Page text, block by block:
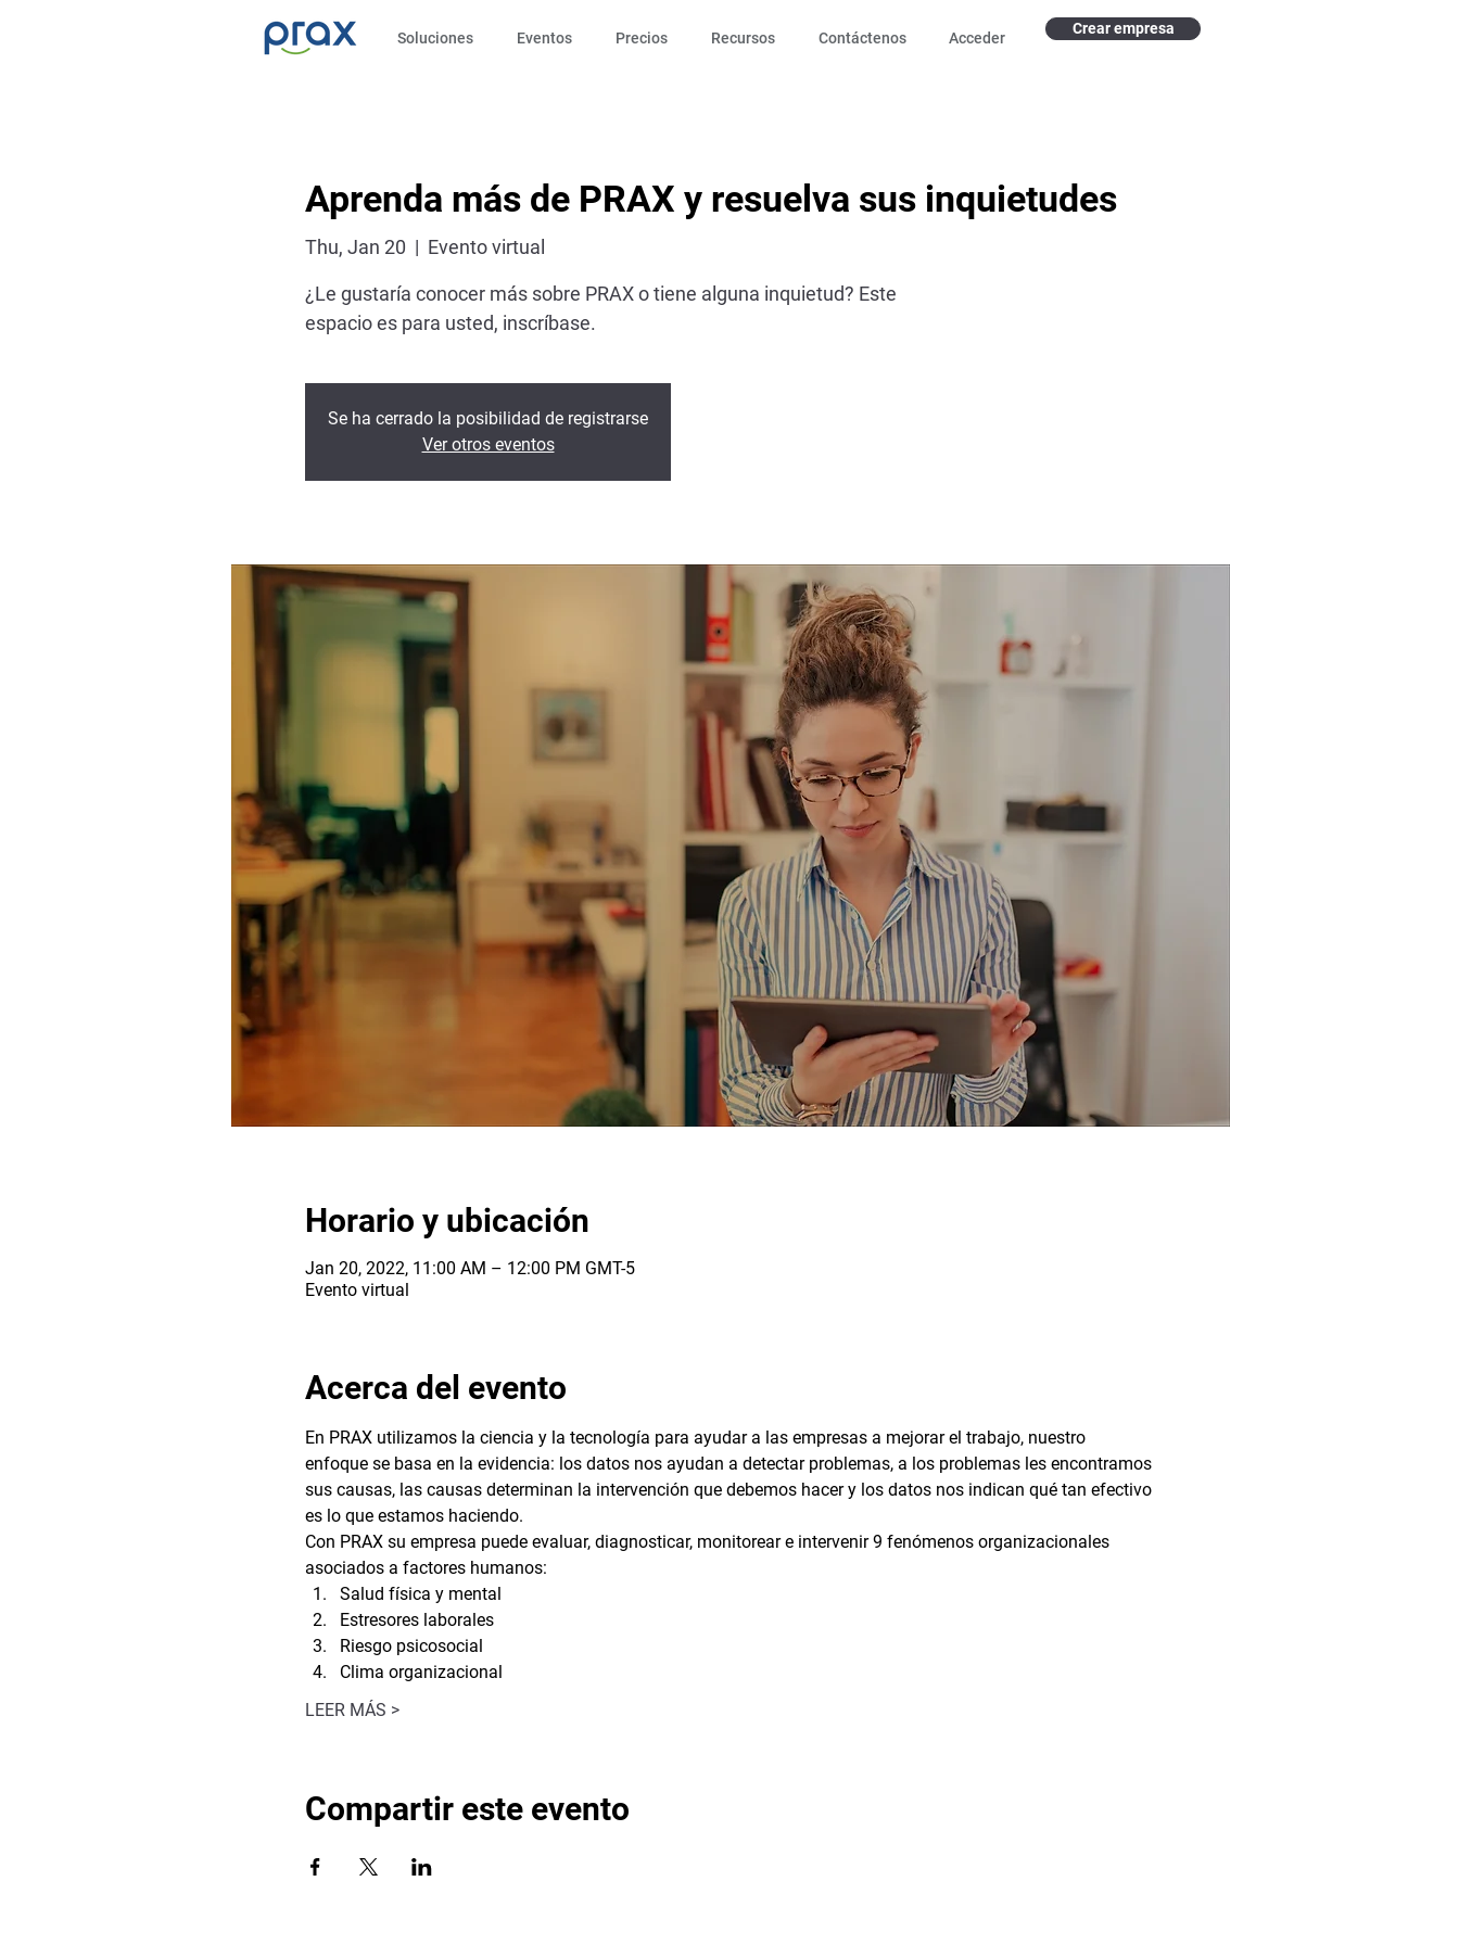
Soluciones Eventos Precios Recursos Contáctenos Acceder
Crear empresa
Aprenda más de PRAX y resuelva sus inquietudes
Thu, Jan 20
  |
Evento virtual
¿Le gustaría conocer más sobre PRAX o tiene alguna inquietud? Este
espacio es para usted, inscríbase.
Se ha cerrado la posibilidad de registrarse
Ver otros eventos
Horario y ubicación
Jan 20, 2022, 11:00 AM – 12:00 PM GMT-5
Evento virtual
Acerca del evento
En PRAX utilizamos la ciencia y la tecnología para ayudar a las empresas a mejorar el trabajo, nuestro
enfoque se basa en la evidencia: los datos nos ayudan a detectar problemas, a los problemas les encontramos
sus causas, las causas determinan la intervención que debemos hacer y los datos nos indican qué tan efectivo
es lo que estamos haciendo.
Con PRAX su empresa puede evaluar, diagnosticar, monitorear e intervenir 9 fenómenos organizacionales
asociados a factores humanos:
Salud física y mental
Estresores laborales
Riesgo psicosocial
Clima organizacional
LEER MÁS >
Compartir este evento